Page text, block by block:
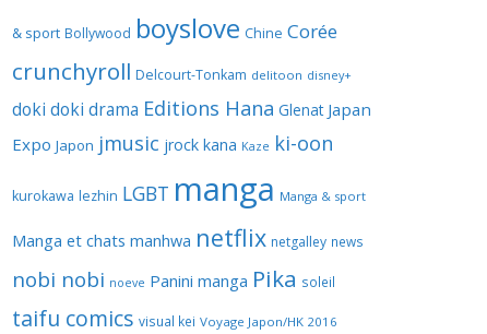
& sport Bollywood boyslove Chine Corée
crunchyroll Delcourt-Tonkam delitoon disney+
doki doki drama Editions Hana Glenat Japan
Expo Japon jmusic jrock kana Kaze ki-oon
kurokawa lezhin LGBT manga Manga & sport
Manga et chats manhwa netflix netgalley news
nobi nobi noeve Panini manga Pika soleil
taifu comics visual kei Voyage Japon/HK 2016